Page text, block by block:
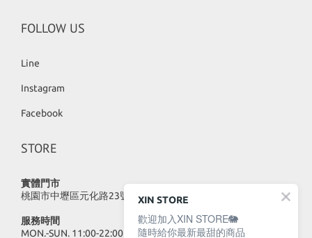
FOLLOW US
Line
Instagram
Facebook
STORE
實體門市
桃園市中壢區元化路23號
服務時間
MON.-SUN. 11:00-22:00
XIN STORE
歡迎加入XIN STORE🐘
隨時給你最新最甜的商品